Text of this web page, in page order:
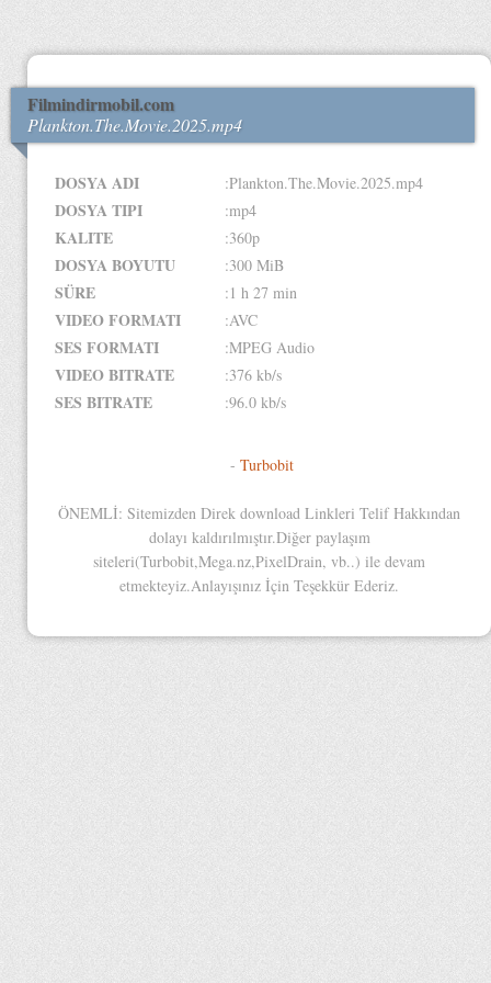
Filmindirmobil.com
Plankton.The.Movie.2025.mp4
DOSYA ADI :Plankton.The.Movie.2025.mp4
DOSYA TIPI :mp4
KALITE :360p
DOSYA BOYUTU :300 MiB
SÜRE :1 h 27 min
VIDEO FORMATI :AVC
SES FORMATI :MPEG Audio
VIDEO BITRATE :376 kb/s
SES BITRATE :96.0 kb/s
- Turbobit
ÖNEMLİ: Sitemizden Direk download Linkleri Telif Hakkından
dolayı kaldırılmıştır.Diğer paylaşım
siteleri(Turbobit,Mega.nz,PixelDrain, vb..) ile devam
etmekteyiz.Anlayışınız İçin Teşekkür Ederiz.